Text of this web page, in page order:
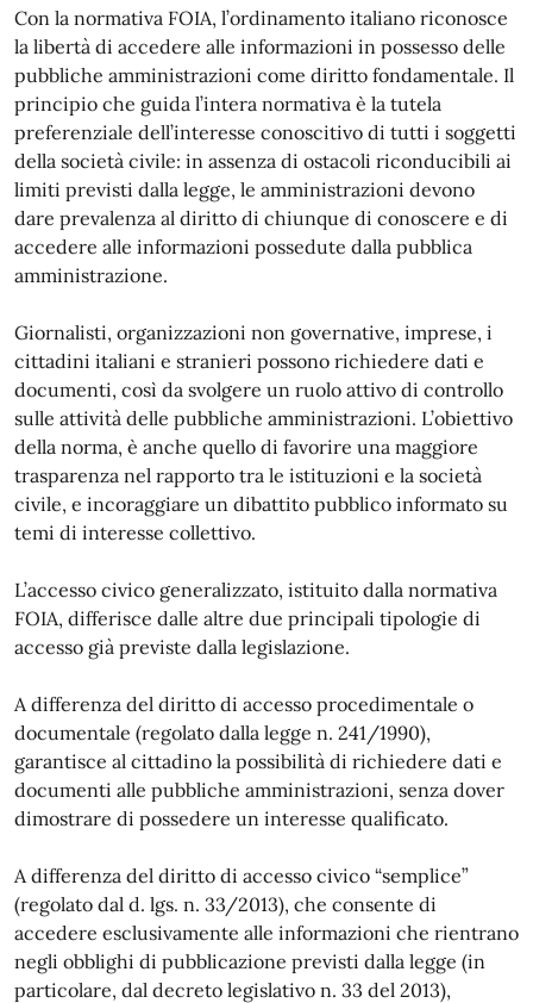
Con la normativa FOIA, l’ordinamento italiano riconosce
la libertà di accedere alle informazioni in possesso delle
pubbliche amministrazioni come diritto fondamentale. Il
principio che guida l’intera normativa è la tutela
preferenziale dell’interesse conoscitivo di tutti i soggetti
della società civile: in assenza di ostacoli riconducibili ai
limiti previsti dalla legge, le amministrazioni devono
dare prevalenza al diritto di chiunque di conoscere e di
accedere alle informazioni possedute dalla pubblica
amministrazione.
Giornalisti, organizzazioni non governative, imprese, i
cittadini italiani e stranieri possono richiedere dati e
documenti, così da svolgere un ruolo attivo di controllo
sulle attività delle pubbliche amministrazioni. L’obiettivo
della norma, è anche quello di favorire una maggiore
trasparenza nel rapporto tra le istituzioni e la società
civile, e incoraggiare un dibattito pubblico informato su
temi di interesse collettivo.
L’accesso civico generalizzato, istituito dalla normativa
FOIA, differisce dalle altre due principali tipologie di
accesso già previste dalla legislazione.
A differenza del diritto di accesso procedimentale o
documentale (regolato dalla legge n. 241/1990),
garantisce al cittadino la possibilità di richiedere dati e
documenti alle pubbliche amministrazioni, senza dover
dimostrare di possedere un interesse qualificato.
A differenza del diritto di accesso civico “semplice”
(regolato dal d. lgs. n. 33/2013), che consente di
accedere esclusivamente alle informazioni che rientrano
negli obblighi di pubblicazione previsti dalla legge (in
particolare, dal decreto legislativo n. 33 del 2013),